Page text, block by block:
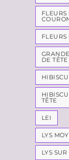
DE TÊTE
TÊTE
LEI
LYS
LYS